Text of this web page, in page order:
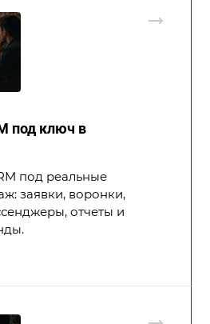
под ключ в
под реальные
заявки, воронки,
отчеты и